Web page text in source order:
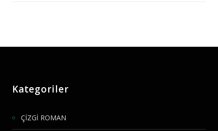
Kategoriler
ÇİZGİ ROMAN